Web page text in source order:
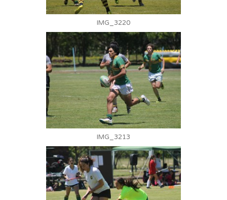
IMG_3220
IMG_3213